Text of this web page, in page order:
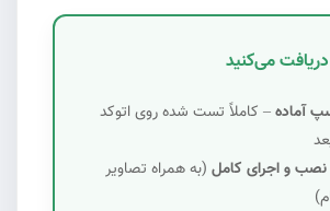
می‌کنید
آماده– کاملاً تست شده روی اتوکد
نصب و اجرای کامل (به همراه تصاویر